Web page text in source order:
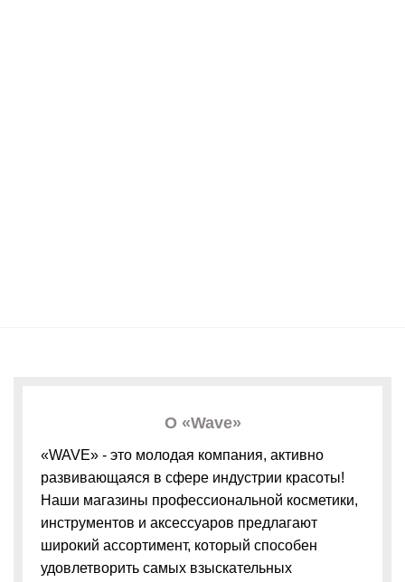
О «Wave»
«WAVE» - это молодая компания, активно
развивающаяся в сфере индустрии красоты!
Наши магазины профессиональной косметики,
инструментов и аксессуаров предлагают
широкий ассортимент, который способен
удовлетворить самых взыскательных